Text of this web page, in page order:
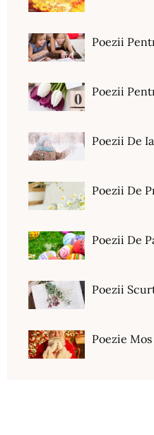
Poezii
Poezii
Poezii De
Poezii De
Poezii De
Poezii
Poezie